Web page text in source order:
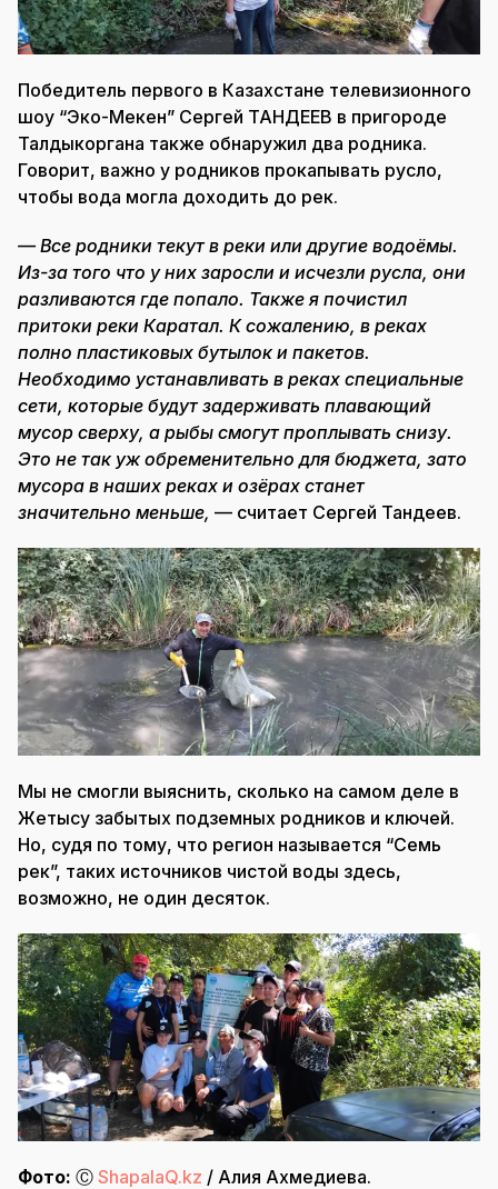
Победитель первого в Казахстане телевизионного
шоу “Эко-Мекен” Сергей ТАНДЕЕВ в пригороде
Талдыкоргана также обнаружил два родника.
Говорит, важно у родников прокапывать русло,
чтобы вода могла доходить до рек.
— Все родники текут в реки или другие водоёмы.
Из-за того что у них заросли и исчезли русла, они
разливаются где попало. Также я почистил
притоки реки Каратал. К сожалению, в реках
полно пластиковых бутылок и пакетов.
Необходимо устанавливать в реках специальные
сети, которые будут задерживать плавающий
мусор сверху, а рыбы смогут проплывать снизу.
Это не так уж обременительно для бюджета, зато
мусора в наших реках и озёрах станет
значительно меньше, — считает Сергей Тандеев.
Мы не смогли выяснить, сколько на самом деле в
Жетысу забытых подземных родников и ключей.
Но, судя по тому, что регион называется “Семь
рек”, таких источников чистой воды здесь,
возможно, не один десяток.
Фото: Ⓒ ShapalaQ.kz / Алия Ахмедиева.